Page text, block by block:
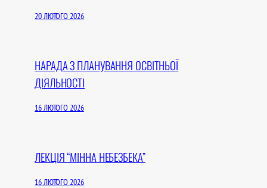
20 ЛЮТОГО 2026
НАРАДА З ПЛАНУВАННЯ ОСВІТНЬОЇ
ДІЯЛЬНОСТІ
16 ЛЮТОГО 2026
ЛЕКЦІЯ “МІННА НЕБЕЗБЕКА”
16 ЛЮТОГО 2026